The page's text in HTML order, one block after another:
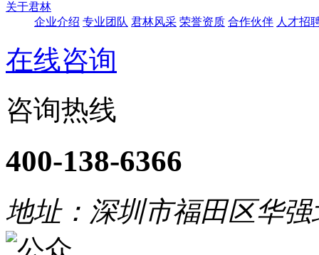
关于君林
企业介绍 专业团队 君林风采 荣誉资质 合作伙伴 人才招
在线咨询
咨询热线
400-138-6366
地址：深圳市福田区华